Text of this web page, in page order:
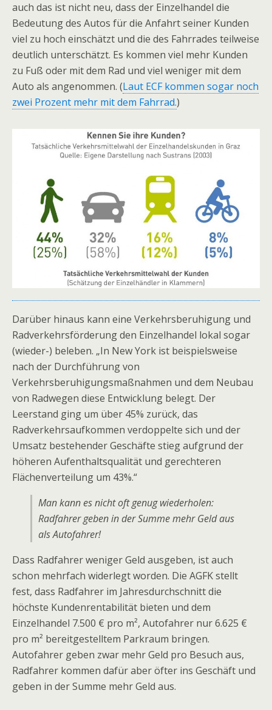
auch das ist nicht neu, dass der Einzelhandel die
Bedeutung des Autos für die Anfahrt seiner Kunden
viel zu hoch einschätzt und die des Fahrrades teilweise
deutlich unterschätzt. Es kommen viel mehr Kunden
zu Fuß oder mit dem Rad und viel weniger mit dem
Auto als angenommen. (Laut ECF kommen sogar noch
zwei Prozent mehr mit dem Fahrrad.)
Darüber hinaus kann eine Verkehrsberuhigung und
Radverkehrsförderung den Einzelhandel lokal sogar
(wieder-) beleben. „In New York ist beispielsweise
nach der Durchführung von
Verkehrsberuhigungsmaßnahmen und dem Neubau
von Radwegen diese Entwicklung belegt. Der
Leerstand ging um über 45% zurück, das
Radverkehrsaufkommen verdoppelte sich und der
Umsatz bestehender Geschäfte stieg aufgrund der
höheren Aufenthaltsqualität und gerechteren
Flächenverteilung um 43%.“
Man kann es nicht oft genug wiederholen:
Radfahrer geben in der Summe mehr Geld aus
als Autofahrer!
Dass Radfahrer weniger Geld ausgeben, ist auch
schon mehrfach widerlegt worden. Die AGFK stellt
fest, dass Radfahrer im Jahresdurchschnitt die
höchste Kundenrentabilität bieten und dem
Einzelhandel 7.500 € pro m², Autofahrer nur 6.625 €
pro m² bereitgestelltem Parkraum bringen.
Autofahrer geben zwar mehr Geld pro Besuch aus,
Radfahrer kommen dafür aber öfter ins Geschäft und
geben in der Summe mehr Geld aus.